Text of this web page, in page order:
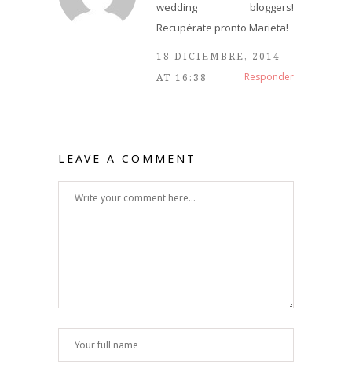
wedding bloggers!
Recupérate pronto Marieta!
18 DICIEMBRE, 2014
AT 16:38
Responder
LEAVE A COMMENT